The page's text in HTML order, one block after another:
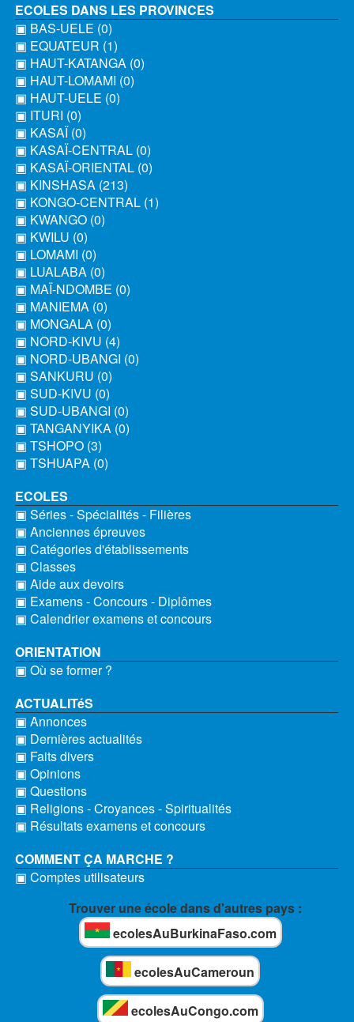
ECOLES DANS LES PROVINCES
▣ BAS-UELE (0)
▣ EQUATEUR (1)
▣ HAUT-KATANGA (0)
▣ HAUT-LOMAMI (0)
▣ HAUT-UELE (0)
▣ ITURI (0)
▣ KASAÏ (0)
▣ KASAÏ-CENTRAL (0)
▣ KASAÏ-ORIENTAL (0)
▣ KINSHASA (213)
▣ KONGO-CENTRAL (1)
▣ KWANGO (0)
▣ KWILU (0)
▣ LOMAMI (0)
▣ LUALABA (0)
▣ MAÏ-NDOMBE (0)
▣ MANIEMA (0)
▣ MONGALA (0)
▣ NORD-KIVU (4)
▣ NORD-UBANGI (0)
▣ SANKURU (0)
▣ SUD-KIVU (0)
▣ SUD-UBANGI (0)
▣ TANGANYIKA (0)
▣ TSHOPO (3)
▣ TSHUAPA (0)
ECOLES
▣ Séries - Spécialités - Filières
▣ Anciennes épreuves
▣ Catégories d'établissements
▣ Classes
▣ Aide aux devoirs
▣ Examens - Concours - Diplômes
▣ Calendrier examens et concours
ORIENTATION
▣ Où se former ?
ACTUALITéS
▣ Annonces
▣ Dernières actualités
▣ Faits divers
▣ Opinions
▣ Questions
▣ Religions - Croyances - Spiritualités
▣ Résultats examens et concours
COMMENT ÇA MARCHE ?
▣ Comptes utilisateurs
Trouver une école dans d'autres pays :
ecolesAuBurkinaFaso.com
ecolesAuCameroun
ecolesAuCongo.com